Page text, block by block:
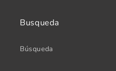
Busqueda
Búsqueda